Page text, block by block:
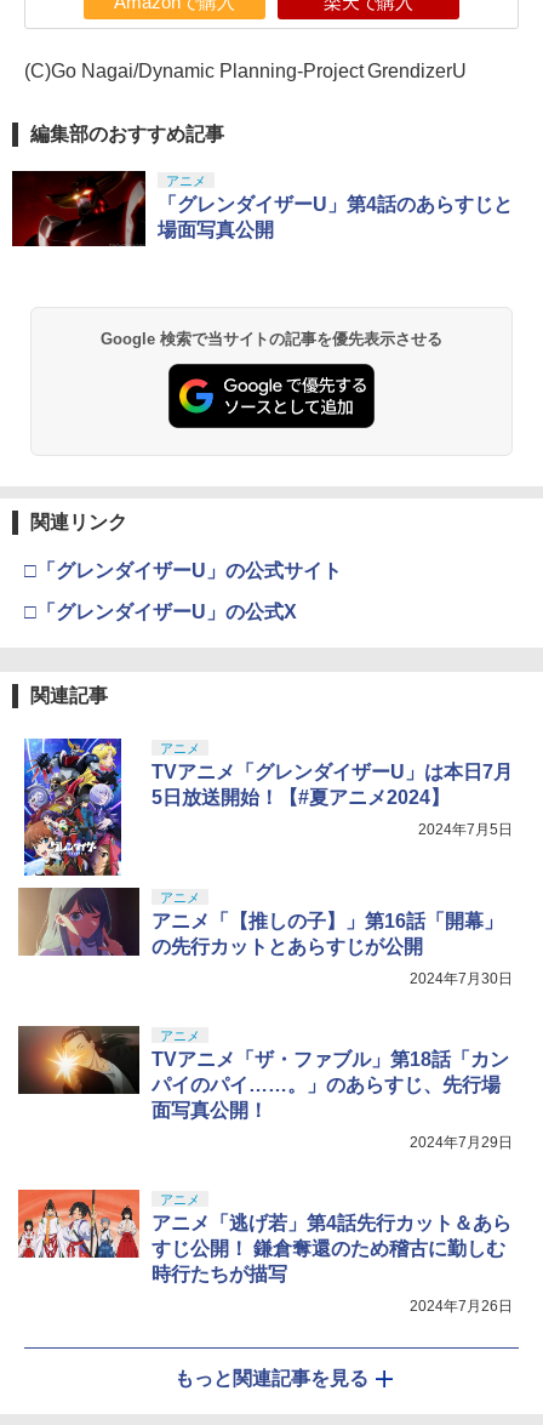
(C)Go Nagai/Dynamic Planning-Project GrendizerU
編集部のおすすめ記事
アニメ
「グレンダイザーU」第4話のあらすじと
場面写真公開
Google 検索で当サイトの記事を優先表示させる
関連リンク
□「グレンダイザーU」の公式サイト
□「グレンダイザーU」の公式X
関連記事
アニメ
TVアニメ「グレンダイザーU」は本日7月
5日放送開始！【#夏アニメ2024】
2024年7月5日
アニメ
アニメ「【推しの子】」第16話「開幕」
の先行カットとあらすじが公開
2024年7月30日
アニメ
TVアニメ「ザ・ファブル」第18話「カン
パイのパイ……。」のあらすじ、先行場
面写真公開！
2024年7月29日
アニメ
アニメ「逃げ若」第4話先行カット＆あら
すじ公開！ 鎌倉奪還のため稽古に勤しむ
時行たちが描写
2024年7月26日
もっと関連記事を見る